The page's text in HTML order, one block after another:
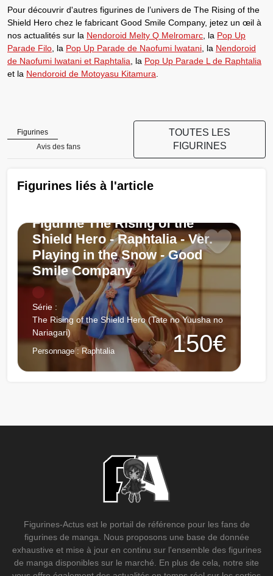
Pour découvrir d'autres figurines de l’univers de The Rising of the
Shield Hero chez le fabricant Good Smile Company, jetez un œil à
nos actualités sur la Nendoroid Melty Q Melromarc , la Pop Up
Parade Filo , la Pop Up Parade de Naofumi Iwatani , la Nendoroid
de Naofumi Iwatani et Raphtalia , la Pop Up Parade L de Raphtalia
et la Nendoroid de Motoyasu Kitamura
Figurines
Avis des fans
TOUTES LES
FIGURINES
Figurines liés à l'article
150€
Figurine The Rising of the
Shield Hero - Raphtalia - Ver.
Playing in the Snow - Good
Smile Company
Chargement...
Série :
The Rising of the Shield Hero (Tate no Yuusha no
Nariagari)
Personnage : Raphtalia
Figurines-Actus est le portail de référence pour les fans de
figurines de manga. Nous proposons une base de donnée
exhaustive et mise à jour en continu sur l'ensemble des figurines
de manga disponibles sur le marché. En plus de cela, notre site